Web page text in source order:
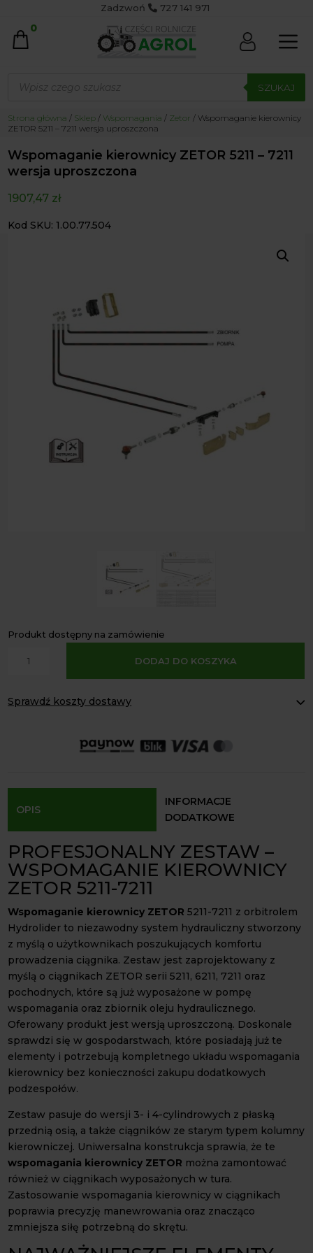
Zadzwoń 727 141 971
0
produktów SZUKAJ
Strona główna / Sklep / Wspomagania / Zetor / Wspomaganie kierownicy
ZETOR 5211 – 7211 wersja uproszczona
Wspomaganie kierownicy ZETOR 5211 – 7211
wersja uproszczona
1907,47 zł
Kod SKU: 1.00.77.504
Produkt dostępny na zamówienie
ZETOR
DODAJ DO KOSZYKA
t
e
Sprawdź koszty dostawy
Odbiór osobisty:Oblekoń 156a, 28-133 Pacanów
OPIS
INFORMACJE
DODATKOWE
PROFESJONALNY ZESTAW –
WSPOMAGANIE KIEROWNICY
ZETOR 5211-7211
Wspomaganie kierownicy ZETOR 5211-7211 z orbitrolem
Hydrolider to niezawodny system hydrauliczny stworzony
z myślą o użytkownikach poszukujących komfortu
prowadzenia ciągnika. Zestaw jest zaprojektowany z
myślą o ciągnikach ZETOR serii 5211, 6211, 7211 oraz
pochodnych, które są już wyposażone w pompę
wspomagania oraz zbiornik oleju hydraulicznego.
Oferowany produkt jest wersją uproszczoną. Doskonale
sprawdzi się w gospodarstwach, które posiadają już te
elementy i potrzebują kompletnego układu wspomagania
kierownicy bez konieczności zakupu dodatkowych
podzespołów.
Zestaw pasuje do wersji 3- i 4-cylindrowych z płaską
przednią osią, a także ciągników ze starym typem kolumny
kierowniczej. Uniwersalna konstrukcja sprawia, że te
wspomagania kierownicy ZETOR można zamontować
również w ciągnikach wyposażonych w tura.
Zastosowanie wspomagania kierownicy w ciągnikach
poprawia precyzję manewrowania oraz znacząco
zmniejsza siłę potrzebną do skrętu.